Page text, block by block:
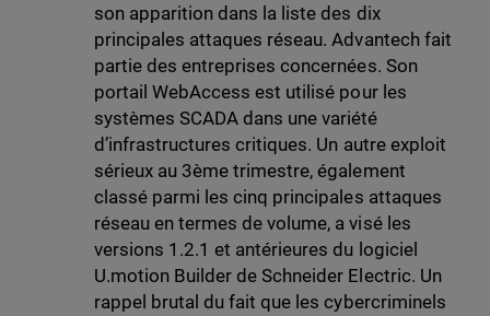
son apparition dans la liste des dix
principales attaques réseau. Advantech fait
partie des entreprises concernées. Son
portail WebAccess est utilisé pour les
systèmes SCADA dans une variété
d’infrastructures critiques. Un autre exploit
sérieux au 3ème trimestre, également
classé parmi les cinq principales attaques
réseau en termes de volume, a visé les
versions 1.2.1 et antérieures du logiciel
U.motion Builder de Schneider Electric. Un
rappel brutal du fait que les cybercriminels